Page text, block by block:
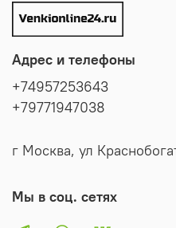
Адрес и телефоны
+74957253643
+79771947038
г Москва, ул
Мы в соц. сетях